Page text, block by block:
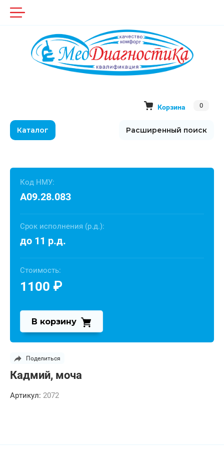
Корзина 0
Каталог Расширенный поиск
Кадмий, моча
Поделиться
Артикул: 2072
Код НМУ:
A09.28.083
Срок исполнения (р.д.):
до 11 р.д.
Стоимость:
1100 ₽
В корзину